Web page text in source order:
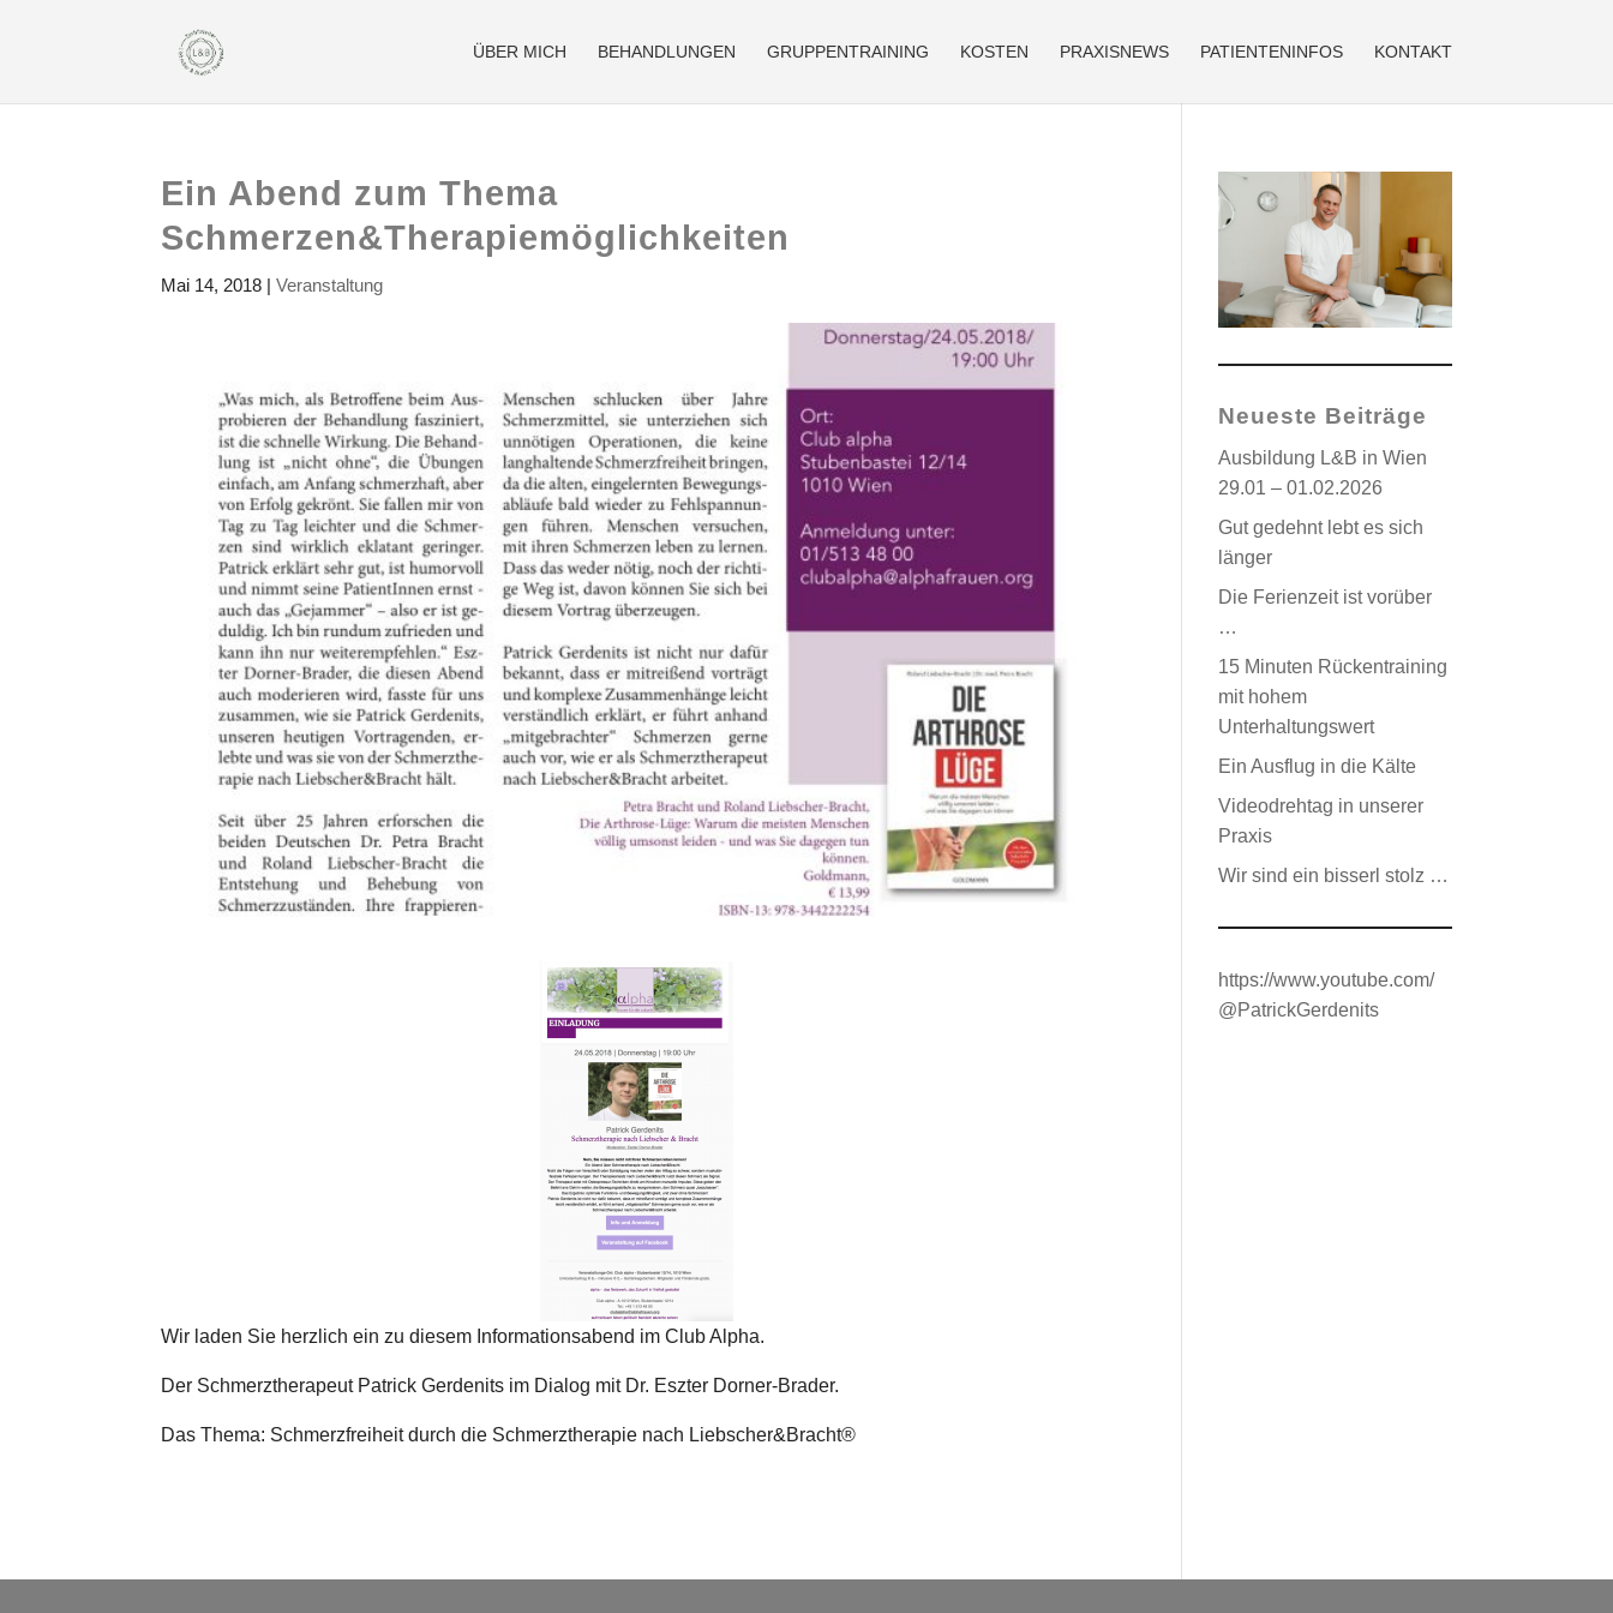
ÜBER MICH BEHANDLUNGEN GRUPPENTRAINING KOSTEN PRAXISNEWS PATIENTENINFOS KONTAKT
Ein Abend zum Thema
Schmerzen&Therapiemöglichkeiten
Mai 14, 2018 |Veranstaltung
Wir laden Sie herzlich ein zu diesem Informationsabend im Club Alpha.
Der Schmerztherapeut Patrick Gerdenits im Dialog mit Dr. Eszter Dorner-Brader.
Das Thema: Schmerzfreiheit durch die Schmerztherapie nach Liebscher&Bracht®️
Neueste Beiträge
Ausbildung L&B in Wien
29.01 – 01.02.2026
Gut gedehnt lebt es sich
länger
Die Ferienzeit ist vorüber
…
15 Minuten Rückentraining
mit hohem
Unterhaltungswert
Ein Ausflug in die Kälte
Videodrehtag in unserer
Praxis
Wir sind ein bisserl stolz …
https://www.youtube.com/
@PatrickGerdenits